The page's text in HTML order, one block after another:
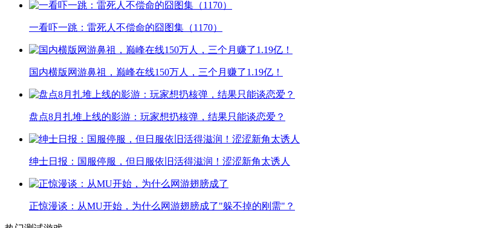
一看吓一跳：雷死人不偿命的囧图集（1170）
国内横版网游鼻祖，巅峰在线150万人，三个月赚了1.19亿！
盘点8月扎堆上线的影游：玩家想扔核弹，结果只能谈恋爱？
绅士日报：国服停服，但日服依旧活得滋润！涩涩新角太诱人
正惊漫谈：从MU开始，为什么网游翅膀成了"躲不掉的刚需"？